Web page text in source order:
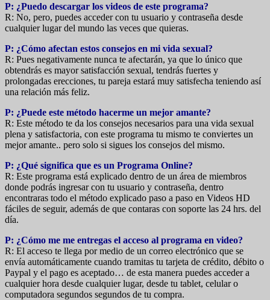
P: ¿Puedo descargar los videos de este programa?
R: No, pero, puedes acceder con tu usuario y contraseña desde
cualquier lugar del mundo las veces que quieras.
P: ¿Cómo afectan estos consejos en mi vida sexual?
R: Pues negativamente nunca te afectarán, ya que lo único que
obtendrás es mayor satisfacción sexual, tendrás fuertes y
prolongadas erecciones, tu pareja estará muy satisfecha teniendo así
una relación más feliz.
P: ¿Puede este método hacerme un mejor amante?
R: Este método te da los consejos necesarios para una vida sexual
plena y satisfactoria, con este programa tu mismo te conviertes un
mejor amante.. pero solo si sigues los consejos del mismo.
P: ¿Qué significa que es un Programa Online?
R: Este programa está explicado dentro de un área de miembros
donde podrás ingresar con tu usuario y contraseña, dentro
encontraras todo el método explicado paso a paso en Videos HD
fáciles de seguir, además de que contaras con soporte las 24 hrs. del
día.
P: ¿Cómo me me entregas el acceso al programa en video?
R: El acceso te llega por medio de un correo electrónico que se
envía automáticamente cuando tramitas tu tarjeta de crédito, débito o
Paypal y el pago es aceptado… de esta manera puedes acceder a
cualquier hora desde cualquier lugar, desde tu tablet, celular o
computadora segundos segundos de tu compra.